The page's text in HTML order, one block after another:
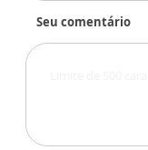
Seu comentário